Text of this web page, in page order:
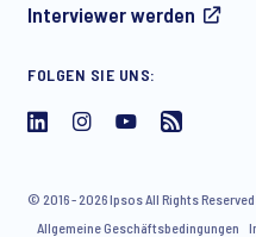
Interviewer werden
FOLGEN SIE UNS:
© 2016 - 2026 Ipsos All Rights Reserved
Allgemeine Geschäftsbedingungen